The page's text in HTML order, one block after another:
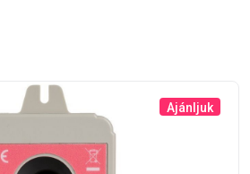
Ajánljuk